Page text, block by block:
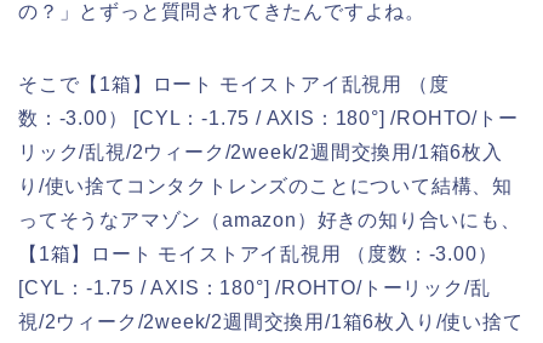
の？」とずっと質問されてきたんですよね。
そこで【1箱】ロート モイストアイ乱視用 （度
数：-3.00） [CYL：-1.75 / AXIS：180°] /ROHTO/トー
リック/乱視/2ウィーク/2week/2週間交換用/1箱6枚入
り/使い捨てコンタクトレンズのことについて結構、知
ってそうなアマゾン（amazon）好きの知り合いにも、
【1箱】ロート モイストアイ乱視用 （度数：-3.00）
[CYL：-1.75 / AXIS：180°] /ROHTO/トーリック/乱
視/2ウィーク/2week/2週間交換用/1箱6枚入り/使い捨て